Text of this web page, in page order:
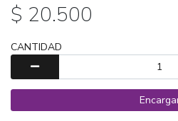
$ 20.500
CANTIDAD